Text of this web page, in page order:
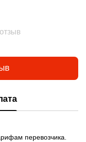
перевозчика.